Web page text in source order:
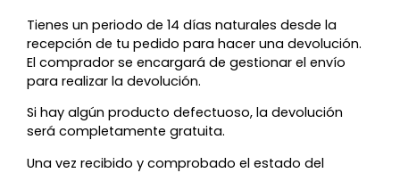
Tienes un periodo de 14 días naturales desde la
recepción de tu pedido para hacer una devolución.
El comprador se encargará de gestionar el envío
para realizar la devolución.
Si hay algún producto defectuoso, la devolución
será completamente gratuita.
Una vez recibido y comprobado el estado del